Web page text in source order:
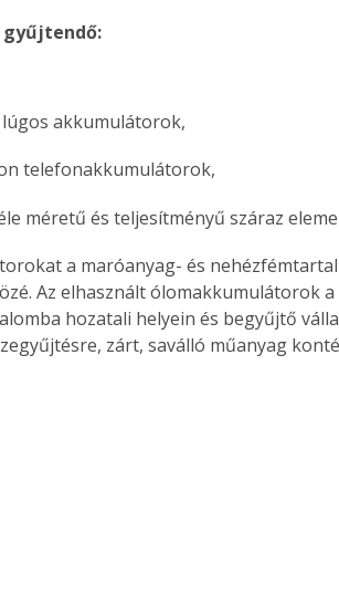
gyűjtendő:
lúgos akkumulátorok,
telefonakkumulátorok,
méretű és teljesítményű száraz
a maróanyag- és
Az elhasznált ólomakkumulátorok
hozatali helyein és begyűjtő
zárt, saválló műanyag